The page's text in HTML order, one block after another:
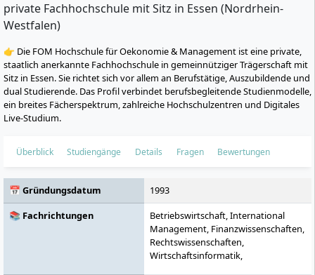
private Fachhochschule mit Sitz in Essen (Nordrhein-
Westfalen)
👉 Die FOM Hochschule für Oekonomie & Management ist eine private,
staatlich anerkannte Fachhochschule in gemeinnütziger Trägerschaft mit
Sitz in Essen. Sie richtet sich vor allem an Berufstätige, Auszubildende und
dual Studierende. Das Profil verbindet berufsbegleitende Studienmodelle,
ein breites Fächerspektrum, zahlreiche Hochschulzentren und Digitales
Live-Studium.
Überblick Studiengänge Details Fragen Bewertungen
📅 Gründungsdatum
1993
📚 Fachrichtungen
Betriebswirtschaft, International
Management, Finanzwissenschaften,
Rechtswissenschaften,
Wirtschaftsinformatik,